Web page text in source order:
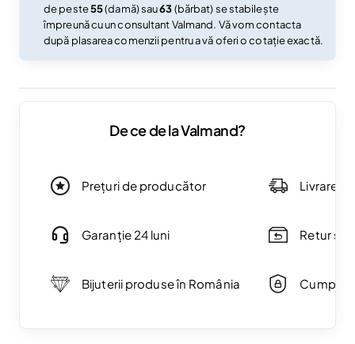
de peste55(damă) sau63(bărbat) se stabilește
împreună cu un consultant Valmand. Vă vom contacta
după plasarea comenzii pentru a vă oferi o cotație exactă.
De ce de la Valmand?
Prețuri de producător
Garanție 24 luni
Bijuterii produse în România
Livrare
Retur